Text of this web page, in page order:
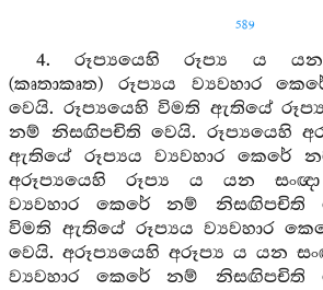
589
4. රූප්‍යයෙහි රූප්‍ය ය
(කෘතාකෘත) රූප්‍යය ව්‍යවහාර
වෙයි. රූප්‍යයෙහි විමති ඇතියේ
නම් නිසඟිපචිති වෙයි. රූප්‍යයෙහි
ඇතියේ රූප්‍යය ව්‍යවහාර කෙරේ
අරූප්‍යයෙහි රූප්‍ය ය යන
ව්‍යවහාර කෙරේ නම් නිසඟිපචිති
විමති ඇතියේ රූප්‍යය ව්‍යවහාර
වෙයි. අරූප්‍යයෙහි අරූප්‍ය ය යන
ව්‍යවහාර කෙරේ නම් නිසඟිපචිති